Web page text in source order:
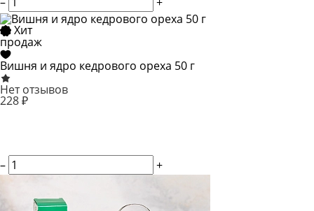
Хит
продаж
Вишня и ядро кедрового ореха 50 г
Нет отзывов
228 ₽
– +